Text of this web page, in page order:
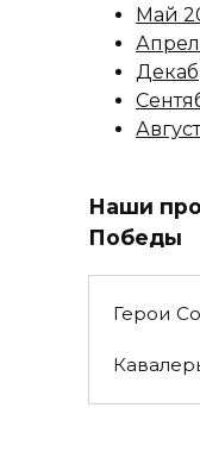
Май
Наши
Победы
Герои